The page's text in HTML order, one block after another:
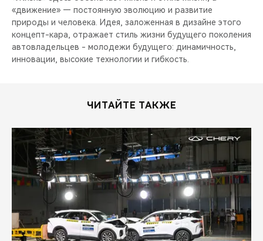
«движение» — постоянную эволюцию и развитие
природы и человека. Идея, заложенная в дизайне этого
концепт-кара, отражает стиль жизни будущего поколения
автовладельцев - молодежи будущего: динамичность,
инновации, высокие технологии и гибкость.
ЧИТАЙТЕ ТАКЖЕ